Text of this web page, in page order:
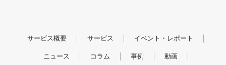
サービス概要 サービス イベント・レポート
ニュース コラム 事例 動画